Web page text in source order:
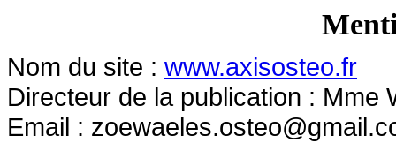
Nom du site : www.axisosteo.fr
Directeur de la publication : Mme
Email :